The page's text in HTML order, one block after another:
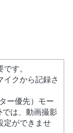
す。
イクから記録さ
ー優先）モー
では、動画撮影
定ができませ